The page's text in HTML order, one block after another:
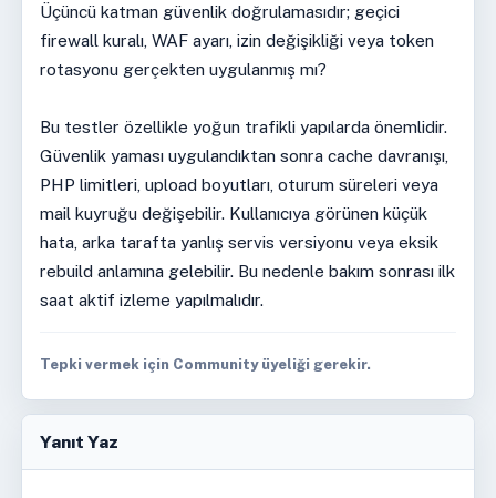
Üçüncü katman güvenlik doğrulamasıdır; geçici
firewall kuralı, WAF ayarı, izin değişikliği veya token
rotasyonu gerçekten uygulanmış mı?
Bu testler özellikle yoğun trafikli yapılarda önemlidir.
Güvenlik yaması uygulandıktan sonra cache davranışı,
PHP limitleri, upload boyutları, oturum süreleri veya
mail kuyruğu değişebilir. Kullanıcıya görünen küçük
hata, arka tarafta yanlış servis versiyonu veya eksik
rebuild anlamına gelebilir. Bu nedenle bakım sonrası ilk
saat aktif izleme yapılmalıdır.
Tepki vermek için Community üyeliği gerekir.
Yanıt Yaz